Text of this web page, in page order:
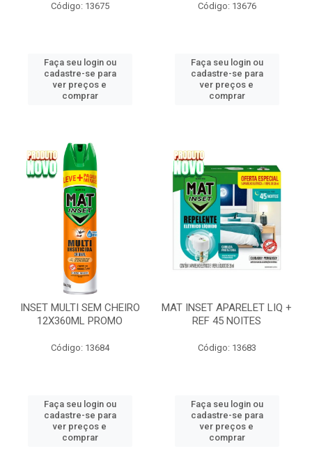
Código: 13675
Faça seu login ou
cadastre-se para
ver preços e
comprar
Código: 13676
Faça seu login ou
cadastre-se para
ver preços e
comprar
INSET MULTI SEM CHEIRO
12X360ML PROMO
Código: 13684
Faça seu login ou
cadastre-se para
ver preços e
comprar
MAT INSET APARELET LIQ +
REF 45 NOITES
Código: 13683
Faça seu login ou
cadastre-se para
ver preços e
comprar